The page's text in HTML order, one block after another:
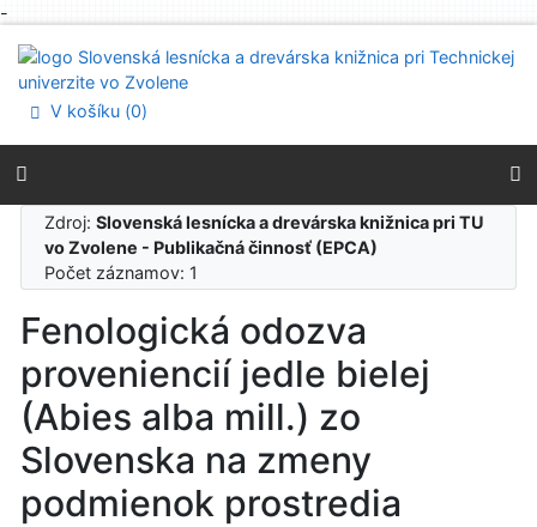
-
Prejsť na menu
Prehlásenie o webovej prístupnosti
V košíku (0)
Zdroj:Slovenská lesnícka a drevárska knižnica pri TU
vo Zvolene - Publikačná činnosť (EPCA)
Počet záznamov: 1
Fenologická odozva
proveniencií jedle bielej
(Abies alba mill.) zo
Slovenska na zmeny
podmienok prostredia